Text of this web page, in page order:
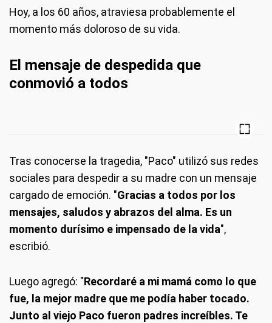
Hoy, a los 60 años, atraviesa probablemente el
momento más doloroso de su vida.
El mensaje de despedida que
conmovió a todos
Tras conocerse la tragedia, "Paco" utilizó sus redes
sociales para despedir a su madre con un mensaje
cargado de emoción. "Gracias a todos por los
mensajes, saludos y abrazos del alma. Es un
momento durísimo e impensado de la vida",
escribió.
Luego agregó: "Recordaré a mi mamá como lo que
fue, la mejor madre que me podía haber tocado.
Junto al viejo Paco fueron padres increíbles. Te